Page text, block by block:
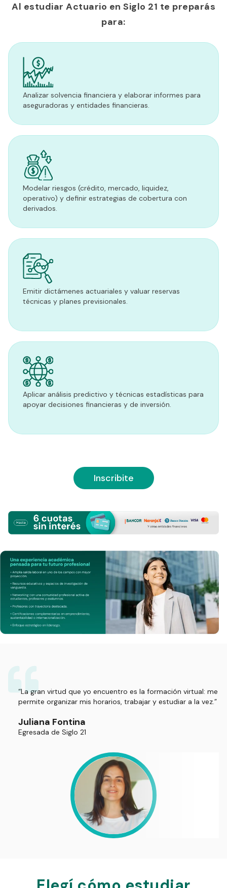
Al estudiar Actuario en Siglo 21 te preparás
para:
Analizar solvencia financiera y elaborar informes para
aseguradoras y entidades financieras.
Modelar riesgos (crédito, mercado, liquidez,
operativo) y definir estrategias de cobertura con
derivados.
Emitir dictámenes actuariales y valuar reservas
técnicas y planes previsionales.
Aplicar análisis predictivo y técnicas estadísticas para
apoyar decisiones financieras y de inversión.
Inscribite
“La gran virtud que yo encuentro es la formación virtual: me
permite organizar mis horarios, trabajar y estudiar a la vez.”
Juliana Fontina
Egresada de Siglo 21